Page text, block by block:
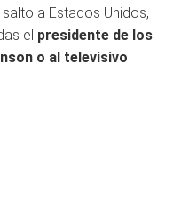
a Estados Unidos,
el presidente de los
o al televisivo